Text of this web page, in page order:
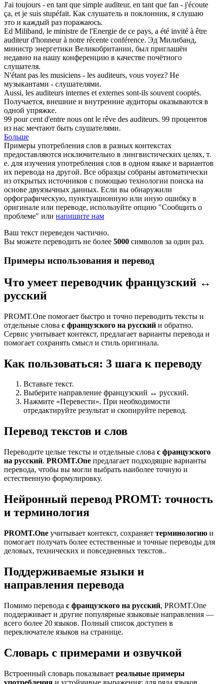
J'ai toujours - en tant que simple auditeur, en tant que fan - j'écoute
ça, et je suis stupéfait. Как слушатель и поклонник, я слушаю
это и каждый раз поражаюсь.
Ed Miliband, le ministre de l'Energie de ce pays, a été invité à être
auditeurd'honneur à notre récente conférence. Эд Милибанд,
министр энергетики Великобритании, был приглашён
недавно на нашу конференцию в качестве почётного
слушателя.
N'étant pas les musiciens - les auditeurs, vous voyez? Не
музыкантами - слушателями.
Aussi, les auditeurs internes et externes sont-ils souvent cooptés.
Получается, внешние и внутренние аудиторы оказываются в
одной упряжке.
99 pour cent d'entre nous ont le rêve des auditeurs. 99 процентов
из нас мечтают быть слушателями.
Больше
Примеры употребления слов в разных контекстах
предоставляются исключительно в лингвистических целях, т.
е. для изучения употребления слов в одном языке и вариантов
их перевода на другой. Все образцы собраны автоматически
из открытых источников с помощью технологии поиска на
основе двуязычных данных. Если вы обнаружили
орфографическую, пунктуационную или иную ошибку в
оригинале или переводе, используйте опцию "Сообщить о
проблеме" или напишите нам
Ваш текст переведен частично.
Вы можете переводить не более 5000 символов за один раз.
Примеры использования и перевод
Что умеет переводчик французский ↔
русский
PROMT.One помогает быстро и точно переводить тексты и
отдельные слова с французского на русский и обратно.
Сервис учитывает контекст, предлагает варианты перевода и
помогает сохранять смысл и стиль оригинала.
Как пользоваться: 3 шага к переводу
Вставьте текст.
Выберите направление французский ↔ русский.
Нажмите «Перевести». При необходимости
отредактируйте результат и скопируйте перевод.
Перевод текстов и слов
Переводите целые тексты и отдельные слова с французского
на русский. PROMT.One предлагает подходящие варианты
перевода, чтобы вы могли выбрать наиболее точную и
естественную формулировку.
Нейронный перевод PROMT: точность
и терминология
PROMT.One учитывает контекст, сохраняет терминологию и
помогает получать более естественные и точные переводы для
деловых, технических и повседневных текстов..
Поддерживаемые языки и
направления перевода
Помимо перевода с французского на русский, PROMT.One
поддерживает и другие популярные языковые направления —
всего более 20 языков. Полный список доступен в
переключателе языков на странице.
Словарь с примерами и озвучкой
Встроенный словарь показывает реальные примеры
употребления и устойчивые выражения; для ряда языков